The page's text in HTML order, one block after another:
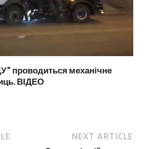
проводиться механічне
ВІДЕО
NEXT ARTICLE